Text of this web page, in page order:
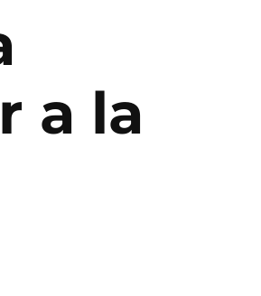
a la